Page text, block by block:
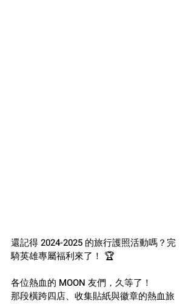
還記得 2024-2025 的旅行護照活動嗎？完
騎英雄專屬福利來了！ 🏆
各位熱血的 MOON 友們，久等了！
那段橫跨四店、收集貼紙與徽章的熱血旅